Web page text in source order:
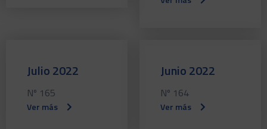
Julio 2022
Nº 165
Ver más
Junio 2022
Nº 164
Ver más